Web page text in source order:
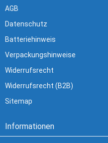
AGB
Datenschutz
Batteriehinweis
Verpackungshinweise
Widerrufsrecht
Widerrufsrecht (B2B)
Sitemap
Informationen